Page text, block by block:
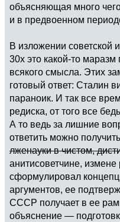
объясняющая много
и в предвоенном
В изложении советской
30x это какой-то
всякого смысла. Этих
готовый ответ: Сталин
параноик. И так все
редиска, от того все
А то ведь за лишние
ответить можно
лженауки в чистом,
анитисоветчине,
сформулировал
аргументов, ее
СССР получает в ее
объяснение —